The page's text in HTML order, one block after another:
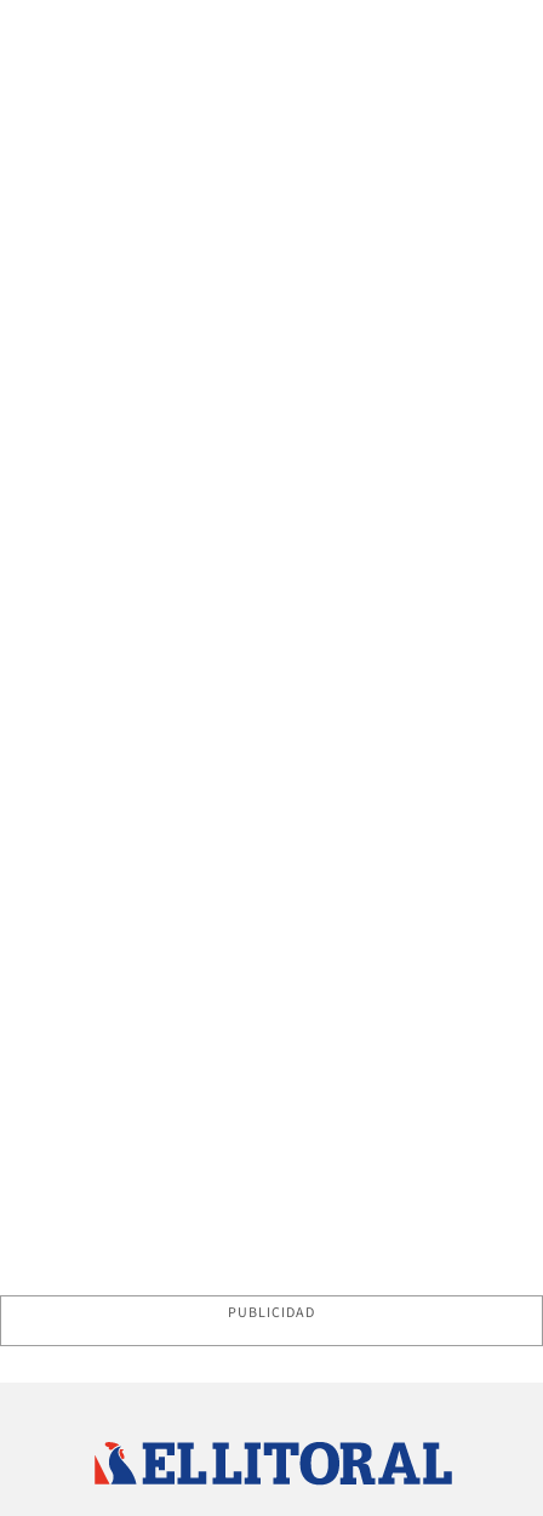
PUBLICIDAD